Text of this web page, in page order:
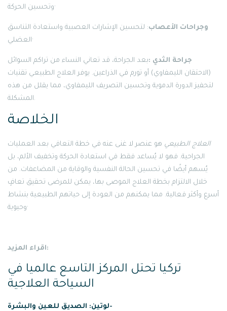
وتحسين الحركة·
وجراحات الأعصاب: لتحسين الإشارات العصبية واستعادة التناسق
العضلي·
جراحة الثدي :بعد الجراحة، قد تعاني النساء من تراكم السوائل
(الاحتقان الليمفاوي) أو تورم في الذراعين. يوفر العلاج الطبيعي تقنيات
لتحفيز الدورة الدموية وتحسين التصريف الليمفاوي، مما يقلل من هذه
المشكلة.
الخلاصة
العلاج الطبيعي هو عنصر لا غنى عنه في خطة التعافي بعد العمليات
الجراحية. فهو لا يُساعد فقط في استعادة الحركة وتخفيف الألم، بل
يُسهم أيضًا في تحسين الحالة النفسية والوقاية من المضاعفات. من
خلال الالتزام بخطة العلاج الموصى بها، يمكن للمرضى تحقيق تعافٍ
أسرع وأكثر فعالية. مما يمكنهم من العودة إلى حياتهم الطبيعية بنشاط
وحيوية·
اقراء المزيد:
تركيا تحتل المركز التاسع عالميا في
السياحة العلاجية
لوتين: الصديق للعين والبشرة-